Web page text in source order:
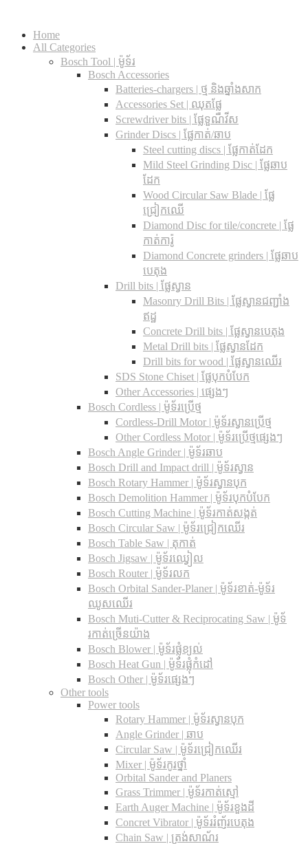
Home
All Categories
Bosch Tool | ម៉ូទ័រ
Bosch Accessories
Batteries-chargers | ថ្ម និងឆ្នាំងសាក
Accessories Set | ឈុតផ្លែ
Screwdriver bits | ផ្លែទួណឺវីស
Grinder Discs |​ ផ្លែកាត់/ឆាប
Steel cutting discs |​ ផ្លែកាត់ដែក
Mild Steel Grinding Disc | ផ្លែឆាប
ដែក
Wood Circular Saw Blade | ផ្លែ
ជ្រៀកឈើ
Diamond Disc for tile/concrete​ | ផ្លែ
កាត់ការ៉ូ
Diamond Concrete grinders | ផ្លែឆាប
បេតុង
Drill bits |​ ផ្លែស្វាន
Masonry Drill Bits |​ ផ្លែស្វានជញ្ជាំង
ឥដ្ឋ
Concrete Drill bits |​ ផ្លែស្វានបេតុង
Metal Drill bits |​ ផ្លែស្វានដែក
Drill bits for wood |​ ផ្លែស្វានឈើរ
SDS Stone Chiset |​ ផ្លែបុកបំបែក
Other Accessories | ផ្សេងៗ
Bosch Cordless | ម៉ូទ័រប្រើថ្ម
Cordless-Drill Motor | ម៉ូទ័រស្វានប្រើថ្ម
Other Cordless Motor | ម៉ូទ័រប្រើថ្មផ្សេងៗ
Bosch Angle Grinder | ម៉ូទ័រឆាប
Bosch Drill and Impact drill | ម៉ូទ័រស្វាន
Bosch Rotary Hammer | ម៉ូទ័រស្វានបុក
Bosch Demolition Hammer | ម៉ូទ័របុកបំបែក
Bosch Cutting Machine | ម៉ូទ័រកាត់សង្កត់
Bosch Circular Saw | ម៉ូទ័រជ្រៀកឈើរ
Bosch Table Saw | តុកាត់
Bosch Jigsaw | ម៉ូទ័រឈ្វៀល
Bosch Router | ម៉ូទ័រលក
Bosch Orbital Sander-Planer​ | ម៉ូទ័រខាត់-ម៉ូទ័រ
ឈូសឈើរ
Bosch Muti-Cutter & Reciprocating Saw​ | ម៉ូទ័
រកាត់ច្រើនយ៉ាង
Bosch Blower | ម៉ូទ័រផ្លុំខ្យល់
Bosch Heat Gun | ម៉ូទ័រផ្លុំកំដៅ
Bosch Other | ម៉ូទ័រផ្សេងៗ
Other tools
Power tools
Rotary Hammer | ម៉ូទ័រស្វានបុក
Angle Grinder | ឆាប
Circular Saw​ | ម៉ូទ័រជ្រៀកឈើរ
Mixer | ម៉ូទ័រកូរថ្នាំ
Orbital Sander and Planers
Grass Trimmer | ម៉ូទ័រកាត់ស្មៅ
Earth Auger Machine | ម៉ូទ័រខួងដី
Concret Vibrator | ម៉ូទ័ររំញ័របេតុង
Chain Saw | ត្រង់សាណ័រ